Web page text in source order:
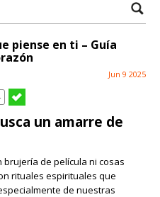
piense en ti – Guía
Jun 9 2025
un amarre de
de película ni cosas
rituales espirituales que
de nuestras